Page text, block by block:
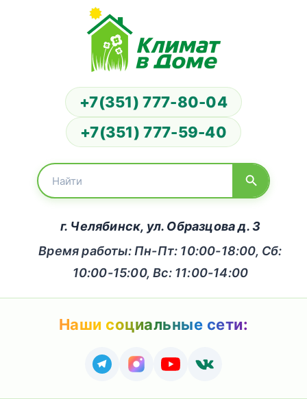
+7(351) 777-80-04
+7(351) 777-59-40
г. Челябинск, ул. Образцова д. 3
Время работы: Пн-Пт: 10:00-18:00, Сб:
10:00-15:00, Вс: 11:00-14:00
Наши социальные сети: